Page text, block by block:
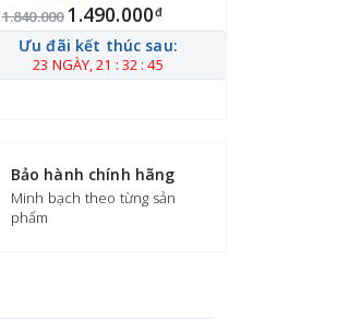
1.840.000 1.490.000đ
Ưu đãi kết thúc sau:
23 NGÀY, 21 : 32 : 44
Bảo hành chính hãng
Minh bạch theo từng sản
phẩm